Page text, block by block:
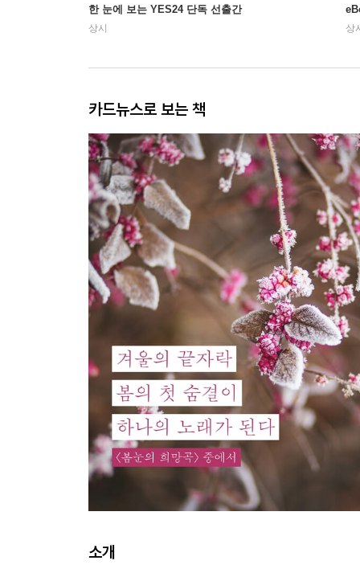
한 눈에 보는 YES24 단독 선출간
상시 상
카드뉴스로 보는 책
소개